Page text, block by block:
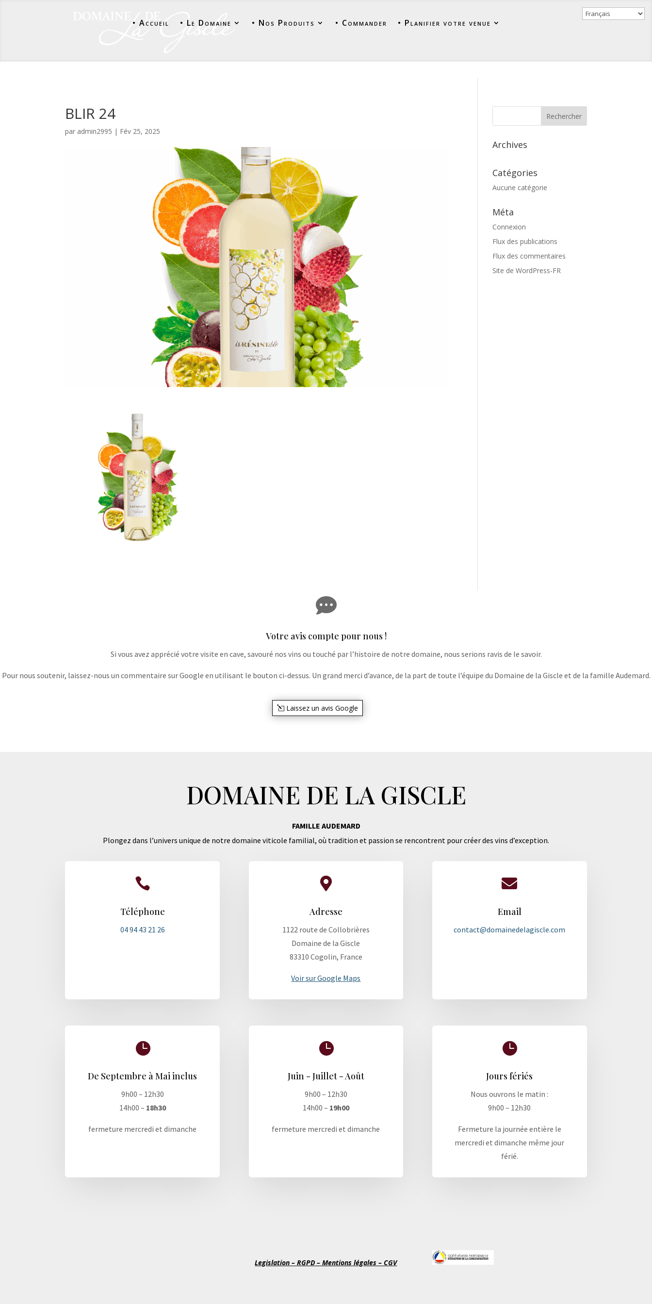
• Accueil • Le Domaine • Nos Produits • Commander • Planifier votre venue
BLIR 24
par admin2995 | Fév 25, 2025
Archives
Catégories
Aucune catégorie
Méta
Connexion
Flux des publications
Flux des commentaires
Site de WordPress-FR

Votre avis compte pour nous !
Si vous avez apprécié votre visite en cave, savouré nos vins ou touché par l’histoire de notre domaine, nous serions ravis de le savoir.
Pour nous soutenir, laissez-nous un commentaire sur Google en utilisant le bouton ci-dessus. Un grand merci d’avance, de la part de toute l’équipe du Domaine de la Giscle et de la famille Audemard.
Laissez un avis Google
DOMAINE DE LA GISCLE
FAMILLE AUDEMARD
Plongez dans l’univers unique de notre domaine viticole familial, où tradition et passion se rencontrent pour créer des vins d’exception.

Téléphone
04 94 43 21 26

Adresse
1122 route de Collobrières
Domaine de la Giscle
83310 Cogolin, France
Voir sur Google Maps

Email
contact@domainedelagiscle.com

De Septembre à Mai inclus
9h00 – 12h30
14h00 – 18h30
fermeture mercredi et dimanche

Juin - Juillet - Août
9h00 – 12h30
14h00 – 19h00
fermeture mercredi et dimanche

Jours fériés
Nous ouvrons le matin :
9h00 – 12h30
Fermeture la journée entière le
mercredi et dimanche même jour
férié.
Legislation – RGPD – Mentions légales – CGV